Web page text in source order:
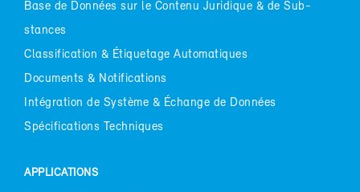
Base de Don­nées sur le Conte­nu Ju­ri­dique & de Sub­
stances
Clas­si­fi­ca­tion & Éti­que­tage Au­to­ma­tiques
Do­cu­ments & No­ti­fi­ca­tions
In­té­gra­tion de Sys­tème & Échange de Don­nées
Spé­ci­fi­ca­tions Tech­niques
AP­PLI­CA­TIONS